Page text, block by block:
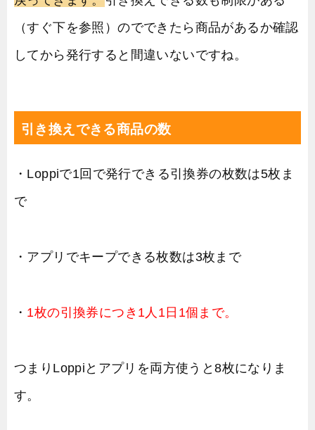
（すぐ下を参照）のでできたら商品があるか確認
してから発行すると間違いないですね。
引き換えできる商品の数
・Loppiで1回で発行できる引換券の枚数は5枚ま
で
・アプリでキープできる枚数は3枚まで
・ 1枚の引換券につき1人1日1個まで。
つまりLoppiとアプリを両方使うと8枚になりま
す。